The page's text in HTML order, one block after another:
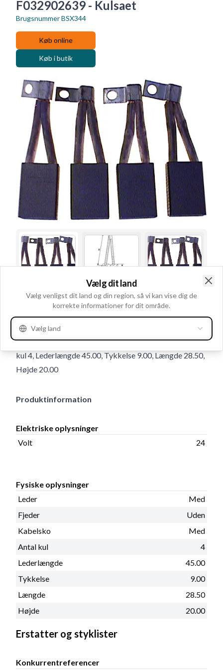
F032902639 - Kulsaet
BrugsnummerBSX344
Køb online
Køb i butik
BrugsnummerBSX344
Detaljer & beskrivelse
Volt 24, Leder Med, Fjeder Uden, Kabelsko Med, Antal
kul 4, Lederlængde 45.00, Tykkelse 9.00, Længde 28.50,
Højde 20.00
Produktinformation
Elektriske oplysninger
Volt
24
Fysiske oplysninger
Leder
Med
Fjeder
Uden
Kabelsko
Med
Antal kul
4
Lederlængde
45.00
Tykkelse
9.00
Længde
28.50
Højde
20.00
Erstatter og styklister
Konkurrentreferencer
Vælg dit land
Vælg venligst dit land og din region, så vi kan vise dig de
korrekte informationer for dit område.
Vælg land